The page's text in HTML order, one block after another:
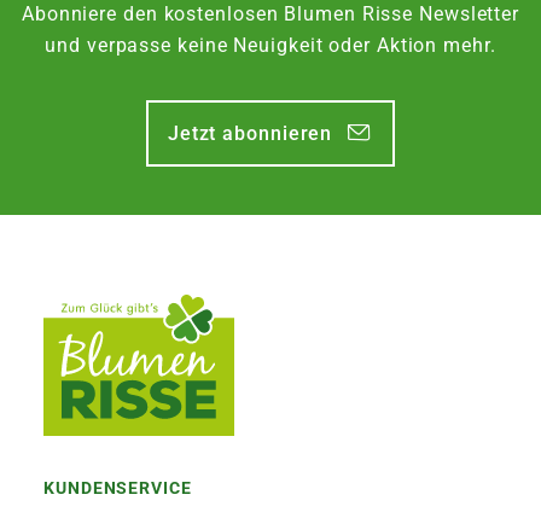
Abonniere den kostenlosen Blumen Risse Newsletter
und verpasse keine Neuigkeit oder Aktion mehr.
Jetzt abonnieren
KUNDENSERVICE